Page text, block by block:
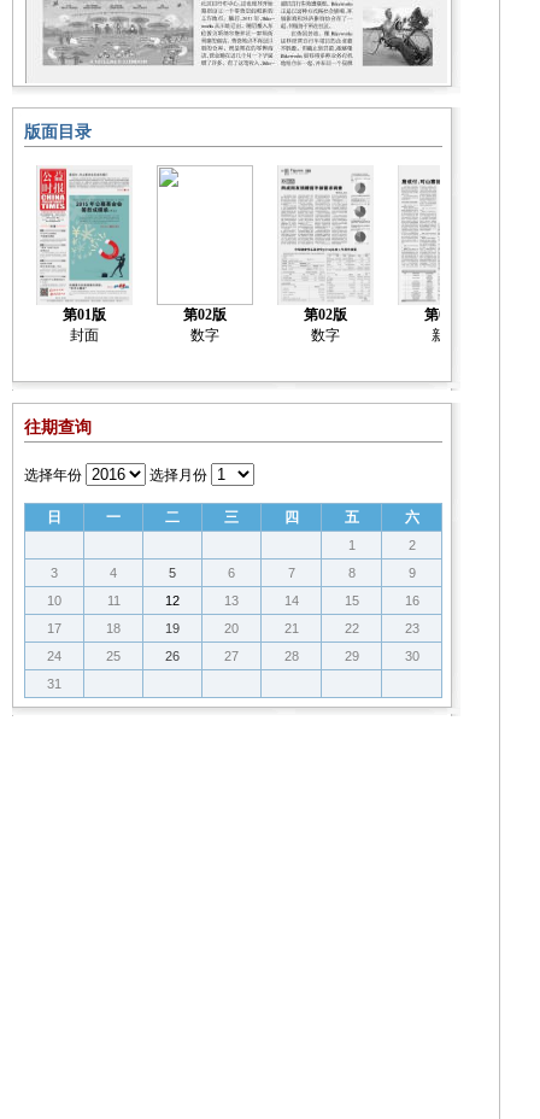
版面目录
第01版
封面
第02版
数字
第02版
数字
第03版
新闻
往期查询
选择年份 选择月份
日 一 二 三 四 五 六
1
2
3
4 5 6 7 8
9
10
11 12 13 14 15
16
17
18 19 20 21 22
23
24
25 26 27 28 29
30
31